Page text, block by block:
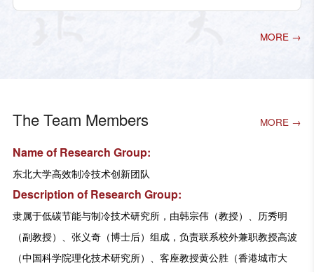
MORE →
The Team Members MORE →
Name of Research Group:
东北大学高效制冷技术创新团队
Description of Research Group:
隶属于低碳节能与制冷技术研究所，由韩宗伟（教授）、历秀明
（副教授）、张义奇（博士后）组成，负责联系校外兼职教授高波
（中国科学院理化技术研究所）、客座教授黄公胜（香港城市大